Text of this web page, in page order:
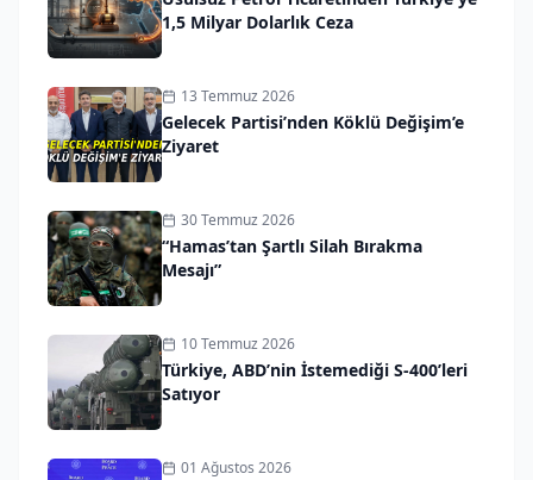
1,5 Milyar Dolarlık Ceza
13 Temmuz 2026
Gelecek Partisi’nden Köklü Değişim’e
Ziyaret
30 Temmuz 2026
“Hamas’tan Şartlı Silah Bırakma
Mesajı”
10 Temmuz 2026
Türkiye, ABD’nin İstemediği S-400’leri
Satıyor
01 Ağustos 2026